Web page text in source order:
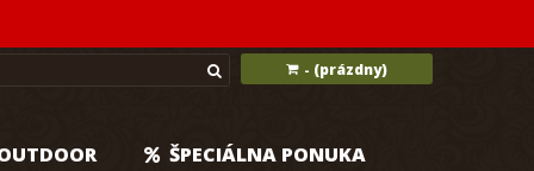
- (prázdny)
ŠPECIÁLNA PONUKA